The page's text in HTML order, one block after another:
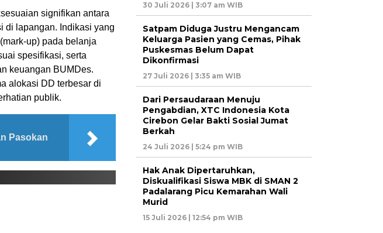
signifikan antara
di lapangan. Indikasi yang
up) pada belanja
spesifikasi, serta
keuangan BUMDes.
alokasi DD terbesar di
publik.
Pasokan
30 Juli 2026 | 3:07 am WIB
Satpam Diduga Justru Mengancam
Keluarga Pasien yang Cemas, Pihak
Puskesmas Belum Dapat
Dikonfirmasi
27 Juli 2026 | 3:35 am WIB
Dari Persaudaraan Menuju
Pengabdian, XTC Indonesia Kota
Cirebon Gelar Bakti Sosial Jumat
Berkah
24 Juli 2026 | 5:24 pm WIB
Hak Anak Dipertaruhkan,
Diskualifikasi Siswa MBK di SMAN 2
Padalarang Picu Kemarahan Wali
Murid
15 Juli 2026 | 12:54 pm WIB